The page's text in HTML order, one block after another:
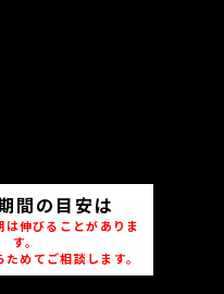
間の目安は
は伸びることがありま
す。
めてご相談します。